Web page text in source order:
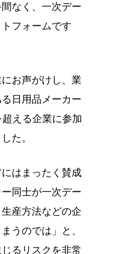
なく、一次デー
フォームです
お声がけし、業
日用品メーカー
える企業に参加
た。
はまったく賛成
同士が一次デー
産方法などの企
うのでは」と、
るリスクを非常